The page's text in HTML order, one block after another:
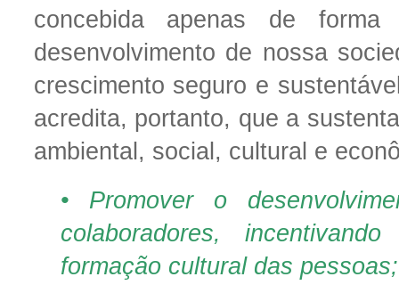
concebida apenas de
desenvolvimento de nossa
crescimento seguro e
acredita, portanto, que a
ambiental, social, cultural e
• Promover o
colaboradores,
formação cultural das pessoas;